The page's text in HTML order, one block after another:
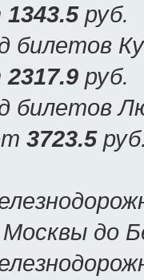
1343.5руб.
2317.9 руб.
3723.5
Москвы до